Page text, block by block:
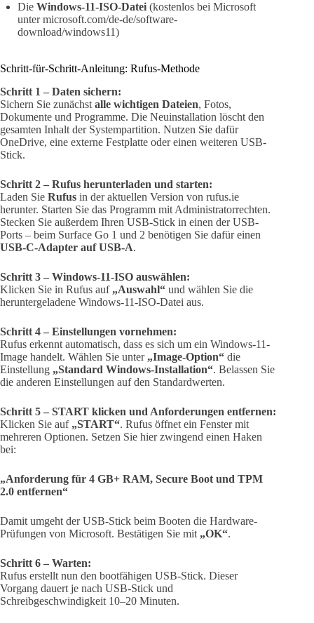
Die Windows-11-ISO-Datei (kostenlos bei Microsoft
unter microsoft.com/de-de/software-
download/windows11)
Schritt-für-Schritt-Anleitung: Rufus-Methode
Schritt 1 – Daten sichern:
Sichern Sie zunächst alle wichtigen Dateien, Fotos,
Dokumente und Programme. Die Neuinstallation löscht den
gesamten Inhalt der Systempartition. Nutzen Sie dafür
OneDrive, eine externe Festplatte oder einen weiteren USB-
Stick.
Schritt 2 – Rufus herunterladen und starten:
Laden Sie Rufus in der aktuellen Version von rufus.ie
herunter. Starten Sie das Programm mit Administratorrechten.
Stecken Sie außerdem Ihren USB-Stick in einen der USB-
Ports – beim Surface Go 1 und 2 benötigen Sie dafür einen
USB-C-Adapter auf USB-A.
Schritt 3 – Windows-11-ISO auswählen:
Klicken Sie in Rufus auf „Auswahl“ und wählen Sie die
heruntergeladene Windows-11-ISO-Datei aus.
Schritt 4 – Einstellungen vornehmen:
Rufus erkennt automatisch, dass es sich um ein Windows-11-
Image handelt. Wählen Sie unter „Image-Option“ die
Einstellung „Standard Windows-Installation“. Belassen Sie
die anderen Einstellungen auf den Standardwerten.
Schritt 5 – START klicken und Anforderungen entfernen:
Klicken Sie auf „START“. Rufus öffnet ein Fenster mit
mehreren Optionen. Setzen Sie hier zwingend einen Haken
bei:
„Anforderung für 4 GB+ RAM, Secure Boot und TPM
2.0 entfernen“
Damit umgeht der USB-Stick beim Booten die Hardware-
Prüfungen von Microsoft. Bestätigen Sie mit „OK“.
Schritt 6 – Warten:
Rufus erstellt nun den bootfähigen USB-Stick. Dieser
Vorgang dauert je nach USB-Stick und
Schreibgeschwindigkeit 10–20 Minuten.